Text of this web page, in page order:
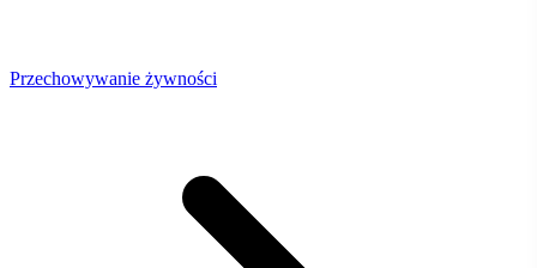
Przechowywanie żywności